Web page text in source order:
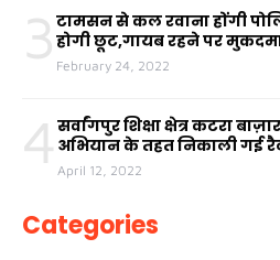
3 टामसन से कल रवाना होंगी
होगी छूट,गायब रहने पर
February 24, 2022
4 सर्वांगपुर शिक्षा क्षेत्र कटरा
अभियान के तहत निकाली गई
April 12, 2022
Categories